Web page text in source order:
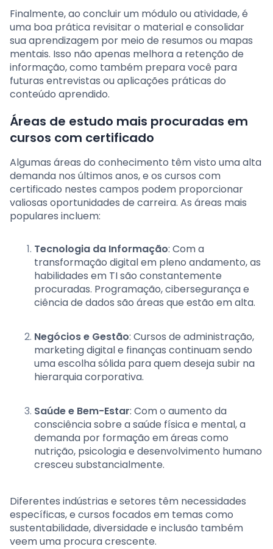
Finalmente, ao concluir um módulo ou atividade, é
uma boa prática revisitar o material e consolidar
sua aprendizagem por meio de resumos ou mapas
mentais. Isso não apenas melhora a retenção de
informação, como também prepara você para
futuras entrevistas ou aplicações práticas do
conteúdo aprendido.
Áreas de estudo mais procuradas em
cursos com certificado
Algumas áreas do conhecimento têm visto uma alta
demanda nos últimos anos, e os cursos com
certificado nestes campos podem proporcionar
valiosas oportunidades de carreira. As áreas mais
populares incluem:
Tecnologia da Informação: Com a
transformação digital em pleno andamento, as
habilidades em TI são constantemente
procuradas. Programação, cibersegurança e
ciência de dados são áreas que estão em alta.
Negócios e Gestão: Cursos de administração,
marketing digital e finanças continuam sendo
uma escolha sólida para quem deseja subir na
hierarquia corporativa.
Saúde e Bem-Estar: Com o aumento da
consciência sobre a saúde física e mental, a
demanda por formação em áreas como
nutrição, psicologia e desenvolvimento humano
cresceu substancialmente.
Diferentes indústrias e setores têm necessidades
específicas, e cursos focados em temas como
sustentabilidade, diversidade e inclusão também
veem uma procura crescente.